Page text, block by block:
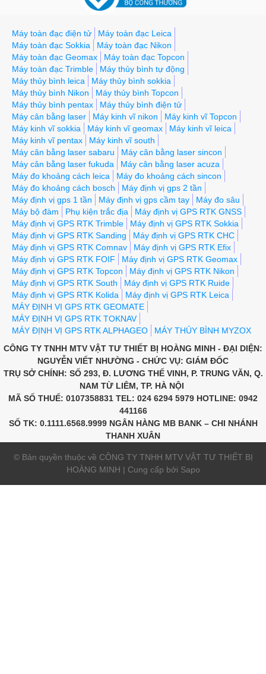
Máy toàn đạc điện tử
Máy toàn đạc Leica
Máy toàn đạc Sokkia
Máy toàn đạc Nikon
Máy toàn đạc Geomax
Máy toàn đạc Topcon
Máy toàn đạc Trimble
Máy thủy bình tự động
Máy thủy bình leica
Máy thủy bình sokkia
Máy thủy bình Nikon
Máy thủy bình Topcon
Máy thủy bình pentax
Máy thủy bình điện tử
Máy cân bằng laser
Máy kinh vĩ nikon
Máy kinh vĩ Topcon
Máy kinh vĩ sokkia
Máy kinh vĩ geomax
Máy kinh vĩ leica
Máy kinh vĩ pentax
Máy kinh vĩ south
Máy cân bằng laser sabaru
Máy cân bằng laser sincon
Máy cân bằng laser fukuda
Máy cân bằng laser acuza
Máy đo khoảng cách leica
Máy đo khoảng cách sincon
Máy đo khoảng cách bosch
Máy định vị gps 2 tần
Máy định vị gps 1 tần
Máy định vị gps cầm tay
Máy đo sâu
Máy bộ đàm
Phụ kiện trắc địa
Máy định vị GPS RTK GNSS
Máy định vị GPS RTK Trimble
Máy định vị GPS RTK Sokkia
Máy định vị GPS RTK Sanding
Máy định vị GPS RTK CHC
Máy định vị GPS RTK Comnav
Máy định vị GPS RTK Efix
Máy định vị GPS RTK FOIF
Máy định vị GPS RTK Geomax
Máy định vị GPS RTK Topcon
Máy định vị GPS RTK Nikon
Máy định vị GPS RTK South
Máy định vị GPS RTK Ruide
Máy định vị GPS RTK Kolida
Máy định vị GPS RTK Leica
MÁY ĐỊNH VỊ GPS RTK GEOMATE
MÁY ĐỊNH VỊ GPS RTK TOKNAV
MÁY ĐỊNH VỊ GPS RTK ALPHAGEO
MÁY THỦY BÌNH MYZOX
CÔNG TY TNHH MTV VẬT TƯ THIẾT BỊ HOÀNG MINH - ĐẠI DIỆN:
NGUYỄN VIẾT NHƯỜNG - CHỨC VỤ: GIÁM ĐỐC
TRỤ SỞ CHÍNH: SỐ 293, Đ. LƯƠNG THẾ VINH, P. TRUNG VĂN, Q.
NAM TỪ LIÊM, TP. HÀ NỘI
MÃ SỐ THUẾ: 0107358831 TEL: 024 6294 5979 HOTLINE: 0942
441166
SỐ TK: 0.1111.6568.9999 NGÂN HÀNG MB BANK – CHI NHÁNH
THANH XUÂN
© Bản quyền thuộc về CÔNG TY TNHH MTV VẬT TƯ THIẾT BỊ
HOÀNG MINH | Cung cấp bởi Sapo